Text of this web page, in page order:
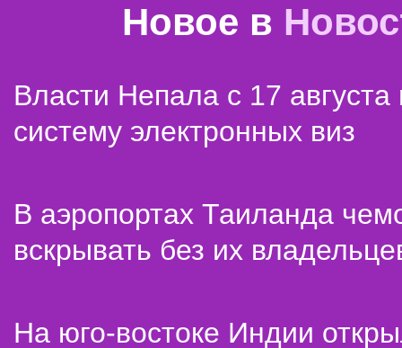
Новое в
Власти Непала с 17 августа
систему электронных виз
В аэропортах Таиланда
вскрывать без их
На юго-востоке Индии